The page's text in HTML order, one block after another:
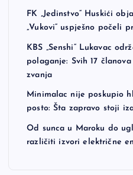
FK „Jedinstvo“ Huskići
„Vukovi“ uspješno počeli
KBS „Senshi“ Lukavac
polaganje: Svih 17
zvanja
Minimalac nije poskupio
posto: Šta zapravo stoji
Od sunca u Maroku do
različiti izvori električne